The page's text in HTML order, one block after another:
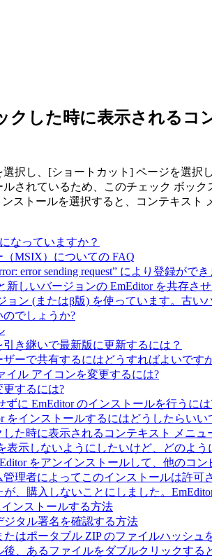
クした時に表示されるコ
択し、[ショートカット] ページを選
されているため、このチェック ボッ
ストールを選択すると、コンテキスト
なっていますか？
MSIX）についての FAQ
error sending request” により登録ができ
新しいバージョンの EmEditor を共存さ
ョン (またはβ版) を使っています。古
でしょうか?
き継いで最新版に更新するには？
ーで共有するにはどうすればよいです
イル アイコンを変更するには?
するには?
に EmEditor のインストールを行うには
をインストールするにはどうしたらいい
た時に表示されるコンテキスト メニ
表示しないようにしたいけど、どのよ
をアンインストールして、他のコ
理者によってこのインストールは許
が、購入しないことにしました。
ンストールする方法
ジタル署名を確認する方法
たはポータブル ZIP のファイルハッシュ
後、あるファイルをダブルクリックす